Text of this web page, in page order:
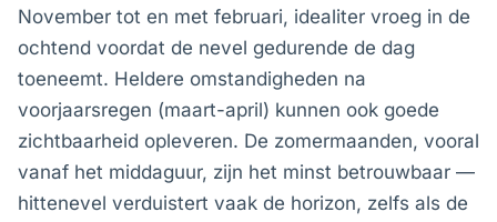
November tot en met februari, idealiter vroeg in de
ochtend voordat de nevel gedurende de dag
toeneemt. Heldere omstandigheden na
voorjaarsregen (maart-april) kunnen ook goede
zichtbaarheid opleveren. De zomermaanden, vooral
vanaf het middaguur, zijn het minst betrouwbaar —
hittenevel verduistert vaak de horizon, zelfs als de